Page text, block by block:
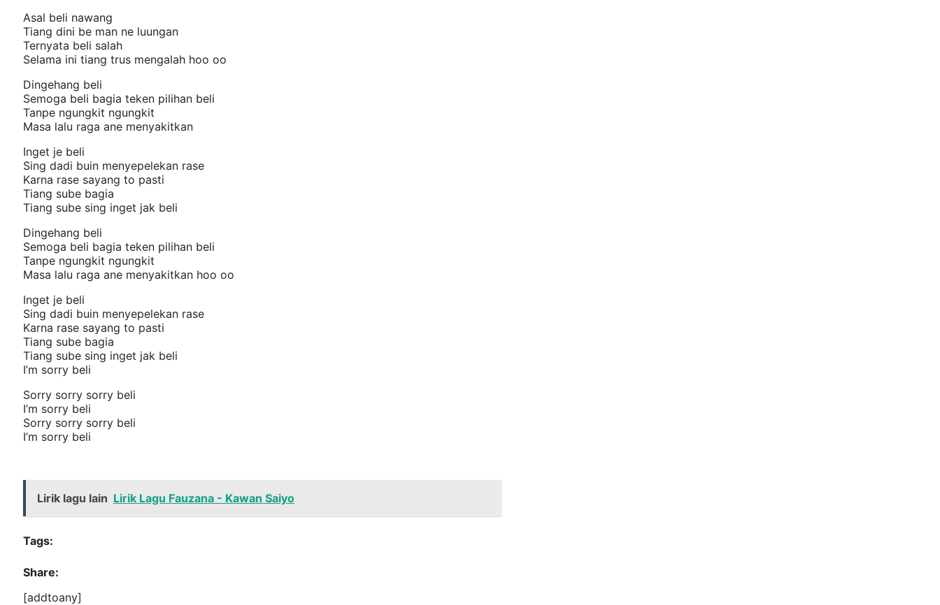
Asal beli nawang
Tiang dini be man ne luungan
Ternyata beli salah
Selama ini tiang trus mengalah hoo oo
Dingehang beli
Semoga beli bagia teken pilihan beli
Tanpe ngungkit ngungkit
Masa lalu raga ane menyakitkan
Inget je beli
Sing dadi buin menyepelekan rase
Karna rase sayang to pasti
Tiang sube bagia
Tiang sube sing inget jak beli
Dingehang beli
Semoga beli bagia teken pilihan beli
Tanpe ngungkit ngungkit
Masa lalu raga ane menyakitkan hoo oo
Inget je beli
Sing dadi buin menyepelekan rase
Karna rase sayang to pasti
Tiang sube bagia
Tiang sube sing inget jak beli
I’m sorry beli
Sorry sorry sorry beli
I’m sorry beli
Sorry sorry sorry beli
I’m sorry beli
Lirik lagu lain Lirik Lagu Fauzana - Kawan Saiyo
Tags:
Share:
[addtoany]